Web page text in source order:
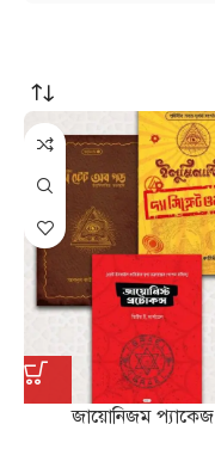
জায়োনিজম প্যাকেজ